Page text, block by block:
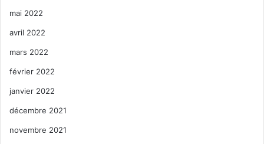
mai 2022
avril 2022
mars 2022
février 2022
janvier 2022
décembre 2021
novembre 2021